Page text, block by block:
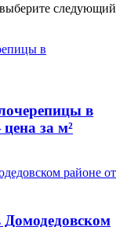
следующий
в
за м²
от